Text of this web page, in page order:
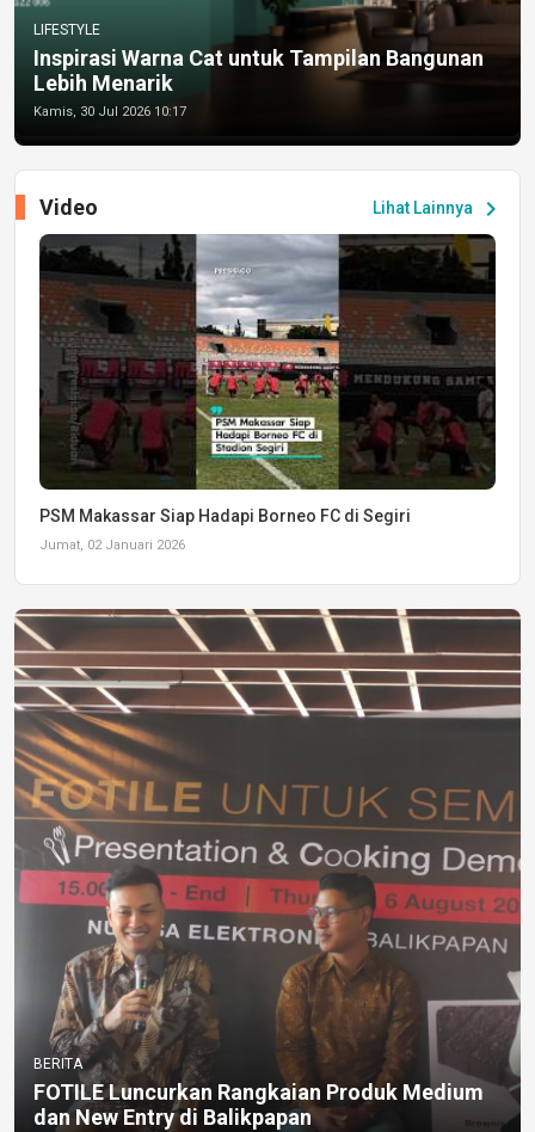
LIFESTYLE
Inspirasi Warna Cat untuk Tampilan Bangunan
Lebih Menarik
Kamis, 30 Jul 2026 10:17
Lihat Lainnya chevron_right
Video
PSM Makassar Siap Hadapi Borneo FC di Segiri
Jumat, 02 Januari 2026
BERITA
FOTILE Luncurkan Rangkaian Produk Medium
dan New Entry di Balikpapan